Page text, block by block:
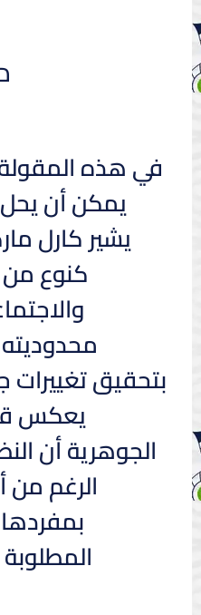
في هذه
يمكن أن
يشير كارل
كنوع من
بتحقيق
يعكس
الجوهرية أن
الرغم من